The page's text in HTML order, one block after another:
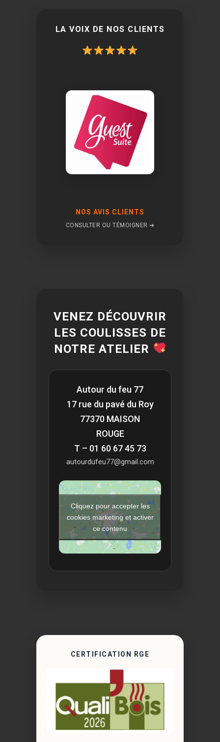
LA VOIX DE NOS CLIENTS
NOS AVIS CLIENTS
CONSULTER OU TÉMOIGNER ➔
VENEZ DÉCOUVRIR
LES COULISSES DE
NOTRE ATELIER
Autour du feu 77
17 rue du pavé du Roy
77370 MAISON
ROUGE
T – 01 60 67 45 73
autourdufeu77@gmail.com
Cliquez pour accepter les
cookies marketing et activer
ce contenu
CERTIFICATION RGE